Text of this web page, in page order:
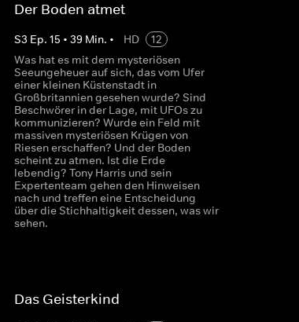
Der Boden atmet
S3 Ep. 15 • 39Min. • HD
12
Was hat es mit dem mysteriösen
Seeungeheuer auf sich, das vom Ufer
einer kleinen Küstenstadt in
Großbritannien gesehen wurde? Sind
Beschwörer in der Lage, mit UFOs zu
kommunizieren? Wurde ein Feld mit
massiven mysteriösen Krügen von
Riesen erschaffen? Und der Boden
scheint zu atmen. Ist die Erde
lebendig? Tony Harris und sein
Expertenteam gehen den Hinweisen
nach und treffen eine Entscheidung
über die Stichhaltigkeit dessen, was wir
sehen.
Das Geisterkind